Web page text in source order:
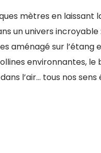
mètres en laissant
un univers incroyable
aménagé sur l’étang
environnantes, le
l’air… tous nos